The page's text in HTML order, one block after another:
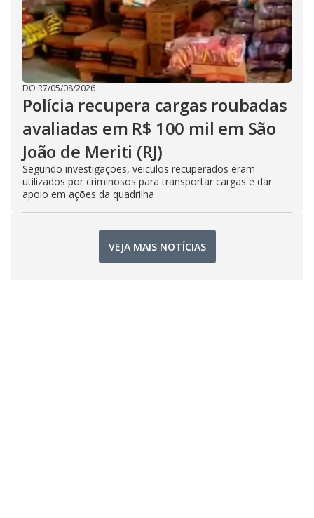
DO R7/05/08/2026
Polícia recupera cargas roubadas
avaliadas em R$ 100 mil em São
João de Meriti (RJ)
Segundo investigações, veiculos recuperados eram
utilizados por criminosos para transportar cargas e dar
apoio em ações da quadrilha
VEJA MAIS NOTÍCIAS